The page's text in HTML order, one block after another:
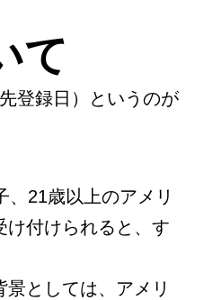
て
登録日）というのが
、21歳以上のアメリ
け付けられると、す
としては、アメリ